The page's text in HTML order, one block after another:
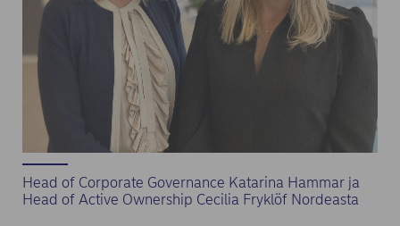
Head of Corporate Governance Katarina Hammar ja
Head of Active Ownership Cecilia Fryklöf Nordeasta